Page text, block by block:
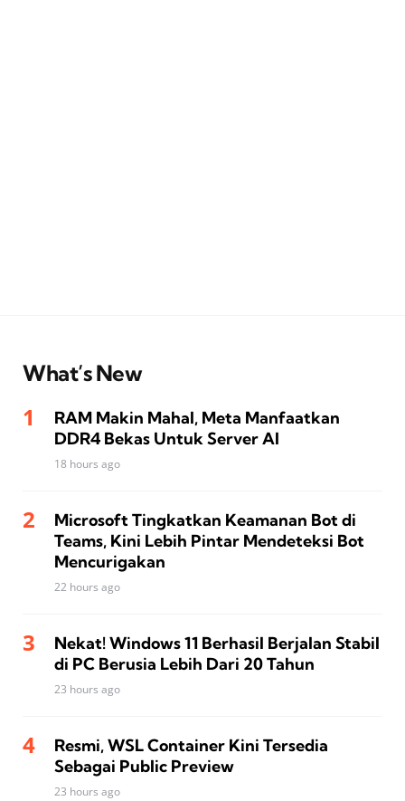
What’s New
RAM Makin Mahal, Meta Manfaatkan
DDR4 Bekas Untuk Server AI
18 hours ago
Microsoft Tingkatkan Keamanan Bot di
Teams, Kini Lebih Pintar Mendeteksi Bot
Mencurigakan
22 hours ago
Nekat! Windows 11 Berhasil Berjalan Stabil
di PC Berusia Lebih Dari 20 Tahun
23 hours ago
Resmi, WSL Container Kini Tersedia
Sebagai Public Preview
23 hours ago